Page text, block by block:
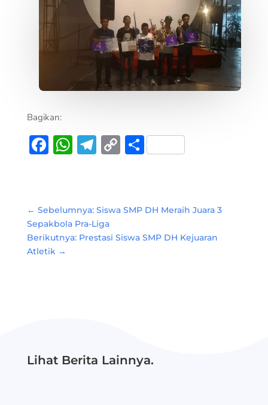
Bagikan:
Facebook
WhatsApp
Telegram
CopyShare
← Sebelumnya: Siswa SMP DH Meraih Juara 3
Sepakbola Pra-Liga
Berikutnya: Prestasi Siswa SMP DH Kejuaran
Atletik→
Lihat Berita Lainnya.